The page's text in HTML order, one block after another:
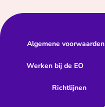
Algemene voorwaarden
Werken bij de EO
Richtlijnen